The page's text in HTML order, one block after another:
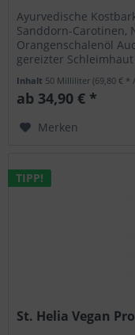
Ayurvedische
Sanddorn-Carotinen,
Orangenschalenöl
gereizter
Inhalt 50 Milliliter(69,80 € *
ab 34,90 € *
Merken
TIPP!
St. Helia Vegan